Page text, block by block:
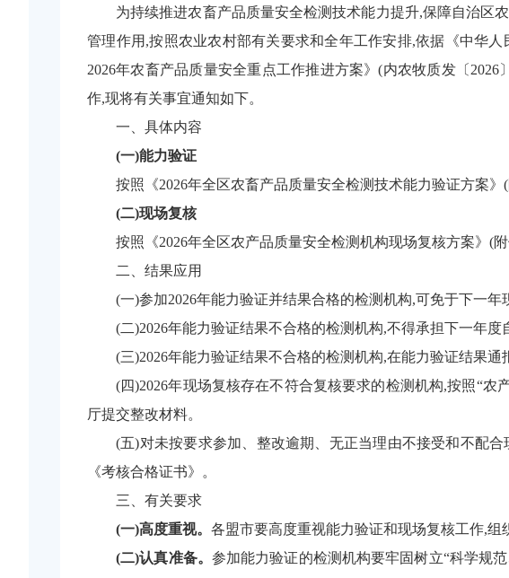
为持续推进农畜产品质量安全检测技术能力提升,保障自治区
管理作用,按照农业农村部有关要求和全年工作安排,依据《中华
2026年农畜产品质量安全重点工作推进方案》(内农牧质发〔 2026〕
作,现将有关事宜通知如下。
一、 具体内容
(一)能力验证
按照《2026年全区农畜产品质量安全检测技术能力验证方案》
(二)现场复核
按照《2026年全区农产品质量安全检测机构现场复核方案》(
二、结果应用
(一)参加2026年能力验证并结果合格的检测机构,可免于下一年
(二)2026年能力验证结果不合格的检测机构,不得承担下一年度
(三)2026年能力验证结果不合格的检测机构,在能力验证结果通
(四)2026年现场复核存在不符合复核要求的检测机构,按照“农
厅提交整改材料。
(五)对未按要求参加、整改逾期、无正当理由不接受和不配
《考核合格证书》。
三、有关要求
(一)高度重视。 各盟市要高度重视能力验证和现场复核工作,组
(二)认真准备。 参加能力验证的检测机构要牢固树立“科学规